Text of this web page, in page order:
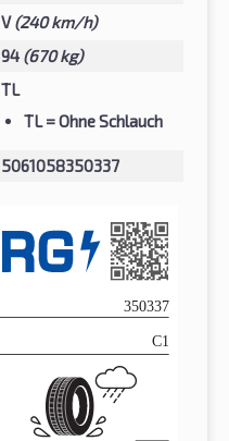
V(240 km/h)
94 (670 kg)
TL
TL= Ohne Schlauch
5061058350337